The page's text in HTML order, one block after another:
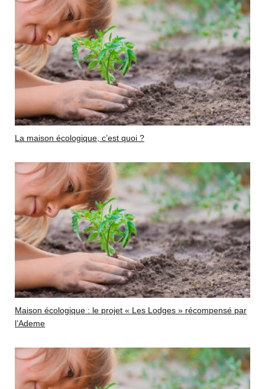
La maison écologique, c’est quoi ?
Maison écologique : le projet « Les Lodges » récompensé par
l’Ademe